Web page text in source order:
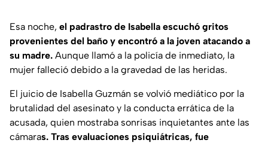
Esa noche, el padrastro de Isabella escuchó gritos
provenientes del baño y encontró a la joven atacando a
su madre. Aunque llamó a la policía de inmediato, la
mujer falleció debido a la gravedad de las heridas.
El juicio de Isabella Guzmán se volvió mediático por la
brutalidad del asesinato y la conducta errática de la
acusada, quien mostraba sonrisas inquietantes ante las
cámaras. Tras evaluaciones psiquiátricas, fue